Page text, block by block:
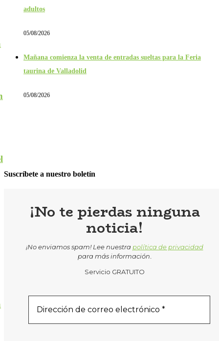
adultos
05/08/2026
Mañana comienza la venta de entradas sueltas para la Feria
taurina de Valladolid
05/08/2026
Suscríbete a nuestro boletín
¡No te pierdas ninguna
noticia!
¡No enviamos spam! Lee nuestrapolítica de privacidad
para más información.
Servicio GRATUITO